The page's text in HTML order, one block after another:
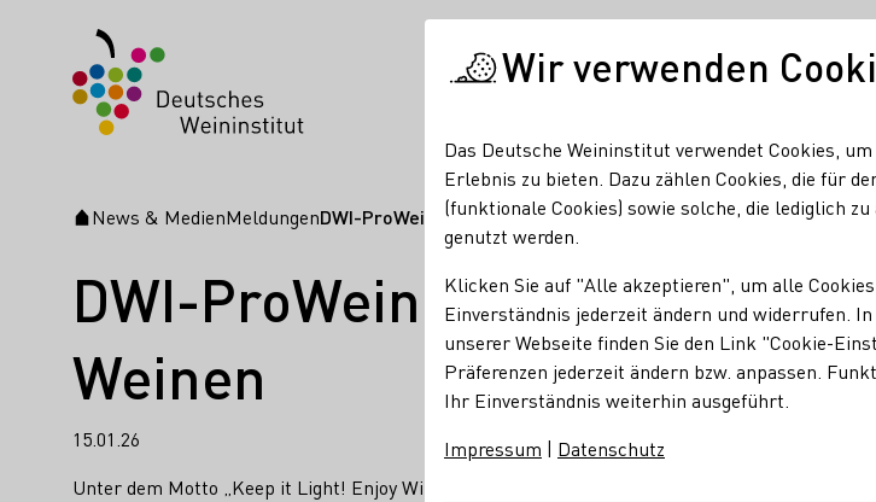
Startseite
News & MedienMeldungenDWI-ProWein-Auftritt 2026
DWI-ProWein-Auftritt 2026
Weinen
15.01.26
Unter dem Motto „Keep it Light! Enjoy Wines Made in Germany.“, präsentiert das Deutsche
Wir verwenden
Das Deutsche Weininstitut verwendet Cookies,
Erlebnis zu bieten. Dazu zählen Cookies, die für
(funktionale Cookies) sowie solche, die lediglich
genutzt werden.
Klicken Sie auf "Alle akzeptieren", um alle
Einverständnis jederzeit ändern und widerrufen.
unserer Webseite finden Sie den Link "Cookie-
Präferenzen jederzeit ändern bzw. anpassen.
Ihr Einverständnis weiterhin ausgeführt.
Impressum | Datenschutz